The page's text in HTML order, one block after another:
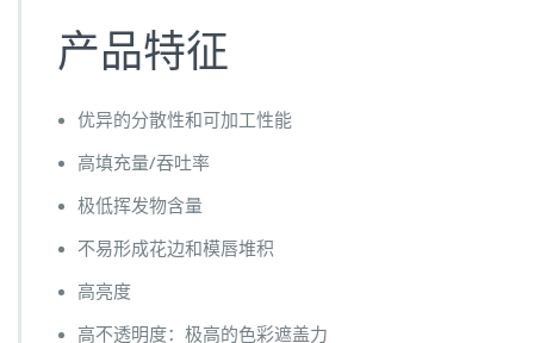
产品特征
优异的分散性和可加工性能
高填充量/吞吐率
极低挥发物含量
不易形成花边和模唇堆积
高亮度
高不透明度：极高的色彩遮盖力